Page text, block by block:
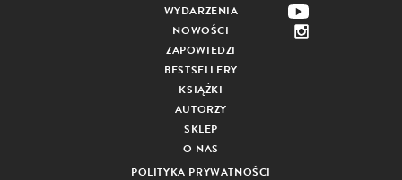
WYDARZENIA
NOWOŚCI
ZAPOWIEDZI
BESTSELLERY
KSIĄŻKI
AUTORZY
SKLEP
O NAS
POLITYKA PRYWATNOŚCI